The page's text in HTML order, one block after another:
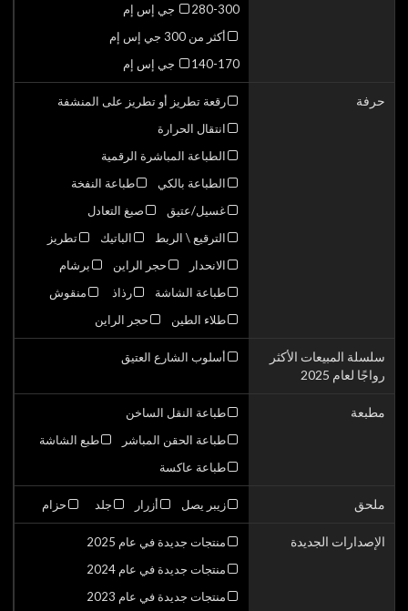
280-300 جي إس إم
أكثر من 300 جي إس إم
140-170 جي إس إم
حرفة
رقعة تطريز أو تطريز على المنشفة
انتقال الحرارة
الطباعة المباشرة الرقمية
الطباعة بالكي
طباعة النفخة
غسيل/عتيق
صبغ التعادل
الترقيع \ الربط
الباتيك
تطريز
الانحدار
حجر الراين
برشام
طباعة الشاشة
رذاذ
منقوش
طلاء الطين
حجر الراين
سلسلة المبيعات الأكثر
رواجًا لعام 2025
أسلوب الشارع العتيق
مطبعة
طباعة النقل الساخن
طباعة الحقن المباشر
طبع الشاشة
طباعة عاكسة
ملحق زيبر يصل أزرار جلد حزام
الإصدارات الجديدة
منتجات جديدة في عام 2025
منتجات جديدة في عام 2024
منتجات جديدة في عام 2023